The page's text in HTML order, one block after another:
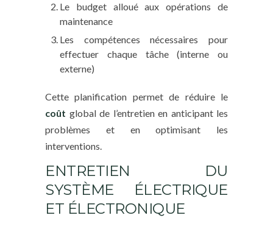
Le budget alloué aux opérations de
maintenance
Les compétences nécessaires pour
effectuer chaque tâche (interne ou
externe)
Cette planification permet de réduire le
coût global de l’entretien en anticipant les
problèmes et en optimisant les
interventions.
ENTRETIEN DU
SYSTÈME ÉLECTRIQUE
ET ÉLECTRONIQUE